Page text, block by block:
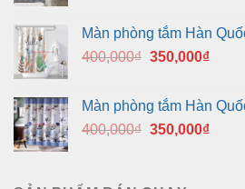
400,000₫.là:
Màn phòng tắm Hàn
400,000₫ Giá
400,000₫.
350,000₫Giá
là:
Màn phòng tắm Hàn
400,000₫ Giá
400,000₫.
350,000₫Giá